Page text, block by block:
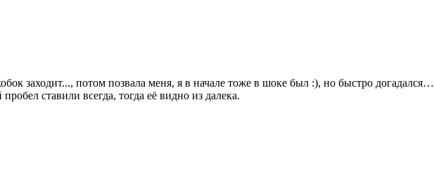
заходит..., потом позвала меня, я в начале тоже в шоке был :), но быстро догадался…
ставили всегда, тогда её видно из далека.